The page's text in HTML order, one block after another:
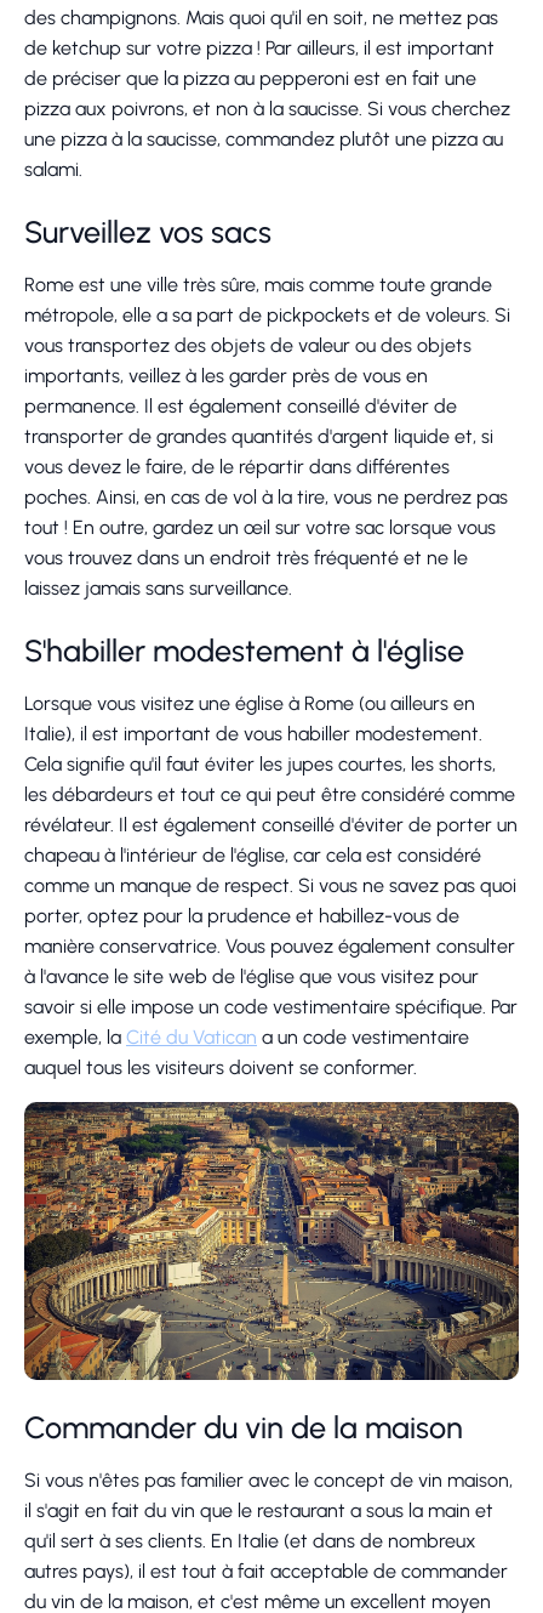
des champignons. Mais quoi qu'il en soit, ne mettez pas
de ketchup sur votre pizza ! Par ailleurs, il est important
de préciser que la pizza au pepperoni est en fait une
pizza aux poivrons, et non à la saucisse. Si vous cherchez
une pizza à la saucisse, commandez plutôt une pizza au
salami.
Surveillez vos sacs
Rome est une ville très sûre, mais comme toute grande
métropole, elle a sa part de pickpockets et de voleurs. Si
vous transportez des objets de valeur ou des objets
importants, veillez à les garder près de vous en
permanence. Il est également conseillé d'éviter de
transporter de grandes quantités d'argent liquide et, si
vous devez le faire, de le répartir dans différentes
poches. Ainsi, en cas de vol à la tire, vous ne perdrez pas
tout ! En outre, gardez un œil sur votre sac lorsque vous
vous trouvez dans un endroit très fréquenté et ne le
laissez jamais sans surveillance.
S'habiller modestement à l'église
Lorsque vous visitez une église à Rome (ou ailleurs en
Italie), il est important de vous habiller modestement.
Cela signifie qu'il faut éviter les jupes courtes, les shorts,
les débardeurs et tout ce qui peut être considéré comme
révélateur. Il est également conseillé d'éviter de porter un
chapeau à l'intérieur de l'église, car cela est considéré
comme un manque de respect. Si vous ne savez pas quoi
porter, optez pour la prudence et habillez-vous de
manière conservatrice. Vous pouvez également consulter
à l'avance le site web de l'église que vous visitez pour
savoir si elle impose un code vestimentaire spécifique. Par
exemple, la Cité du Vatican a un code vestimentaire
auquel tous les visiteurs doivent se conformer.
Commander du vin de la maison
Si vous n'êtes pas familier avec le concept de vin maison,
il s'agit en fait du vin que le restaurant a sous la main et
qu'il sert à ses clients. En Italie (et dans de nombreux
autres pays), il est tout à fait acceptable de commander
du vin de la maison, et c'est même un excellent moyen